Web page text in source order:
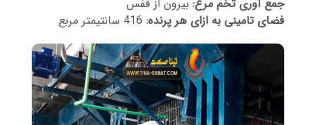
جمع آوری تخم مرغ: بیرون از قفس
فضای تامینی به ازای هر پرنده: 416 سانتیمتر مربع